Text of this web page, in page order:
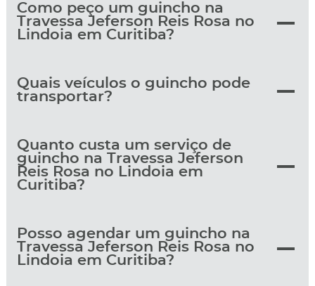
Como peço um guincho na
Travessa Jeferson Reis Rosa no
Lindoia em Curitiba?
Quais veículos o guincho pode
transportar?
Quanto custa um serviço de
guincho na Travessa Jeferson
Reis Rosa no Lindoia em
Curitiba?
Posso agendar um guincho na
Travessa Jeferson Reis Rosa no
Lindoia em Curitiba?